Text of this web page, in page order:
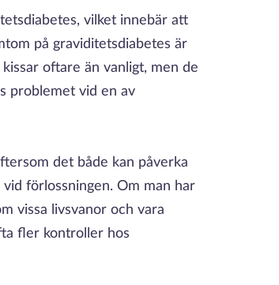
vilket innebär att
på graviditetsdiabetes är
oftare än vanligt, men de
problemet vid en av
det både kan påverka
förlossningen. Om man har
vissa livsvanor och vara
fler kontroller hos